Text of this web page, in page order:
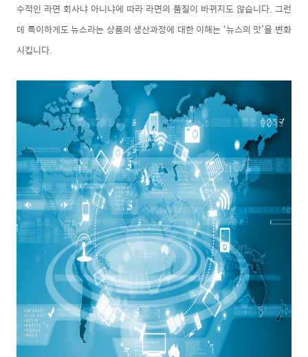
수적인 라면 회사냐 아니냐에 따라 라면의 품질이 바뀌지도 않습니다. 그런
데 특이하게도 뉴스라는 상품의 생산과정에 대한 이해는 ‘뉴스의 맛’을 변화
시킵니다.